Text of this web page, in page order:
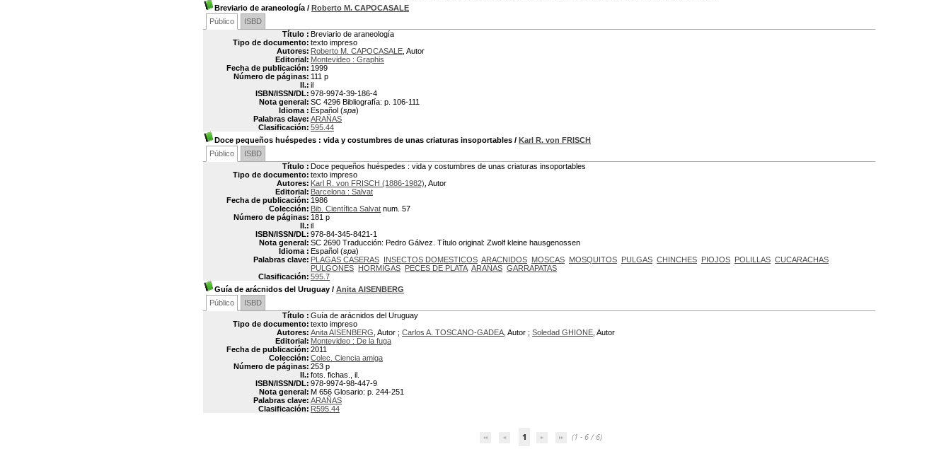
Breviario de araneología / Roberto M. CAPOCASALE
Público
ISBD
Título : Breviario de araneología
Tipo de documento: texto impreso
Autores: Roberto M. CAPOCASALE , Autor
Editorial: Montevideo : Graphis
Fecha de publicación: 1999
Número de páginas: 111 p
Il.: il
ISBN/ISSN/DL: 978-9974-39-186-4
Nota general: SC 4296 Bibliografía: p. 106-111
Idioma : Español (spa)
Palabras clave: ARAÑAS
Clasificación: 595.44
Doce pequeños huéspedes : vida y costumbres de unas criaturas insoportables / Karl R. von FRISCH
Público
ISBD
Título : Doce pequeños huéspedes : vida y costumbres de unas criaturas insoportables
Tipo de documento: texto impreso
Autores: Karl R. von FRISCH (1886-1982) , Autor
Editorial: Barcelona : Salvat
Fecha de publicación: 1986
Colección: Bib. Científica Salvat num. 57
Número de páginas: 181 p
Il.: il
ISBN/ISSN/DL: 978-84-345-8421-1
Nota general: SC 2690 Traducción: Pedro Gálvez. Título original: Zwolf kleine hausgenossen
Idioma : Español (spa)
Palabras clave: PLAGAS CASERAS INSECTOS DOMESTICOS ARACNIDOS MOSCAS MOSQUITOS PULGAS CHINCHES PIOJOS POLILLAS CUCARACHAS
PULGONES HORMIGAS PECES DE PLATA ARAÑAS GARRAPATAS
Clasificación: 595.7
Guía de arácnidos del Uruguay / Anita AISENBERG
Público
ISBD
Título : Guía de arácnidos del Uruguay
Tipo de documento: texto impreso
Autores: Anita AISENBERG , Autor ; Carlos A. TOSCANO-GADEA , Autor ; Soledad GHIONE , Autor
Editorial: Montevideo : De la fuga
Fecha de publicación: 2011
Colección: Colec. Ciencia amiga
Número de páginas: 253 p
Il.: fots. fichas., il.
ISBN/ISSN/DL: 978-9974-98-447-9
Nota general: M 656 Glosario: p. 244-251
Palabras clave: ARAÑAS
Clasificación: R595.44
1 (1 - 6 / 6)